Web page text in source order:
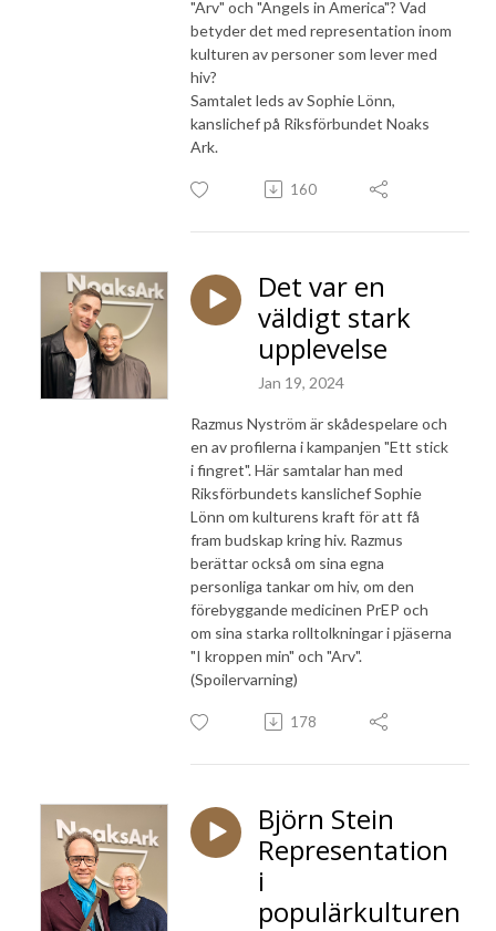
"Arv" och "Angels in America"? Vad
betyder det med representation inom
kulturen av personer som lever med
hiv?
Samtalet leds av Sophie Lönn,
kanslichef på Riksförbundet Noaks
Ark.
160
Det var en
väldigt stark
upplevelse
Jan 19, 2024
Razmus Nyström är skådespelare och
en av profilerna i kampanjen "Ett stick
i fingret". Här samtalar han med
Riksförbundets kanslichef Sophie
Lönn om kulturens kraft för att få
fram budskap kring hiv. Razmus
berättar också om sina egna
personliga tankar om hiv, om den
förebyggande medicinen PrEP och
om sina starka rolltolkningar i pjäserna
"I kroppen min" och "Arv".
(Spoilervarning)
178
Björn Stein
Representation
i
populärkulturen